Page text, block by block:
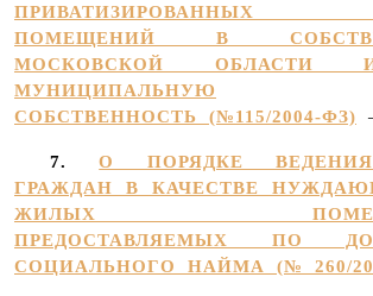
ПРИВАТИЗИРОВАННЫХ
ПОМЕЩЕНИЙ В
МОСКОВСКОЙ
МУНИЦИПАЛЬНУЮ
СОБСТВЕННОСТЬ (№115/2004-ФЗ)
7.О ПОРЯДКЕ
ГРАЖДАН В КАЧЕСТВЕ
ЖИЛЫХ
ПРЕДОСТАВЛЯЕМЫХ ПО
СОЦИАЛЬНОГО НАЙМА (№ 260/